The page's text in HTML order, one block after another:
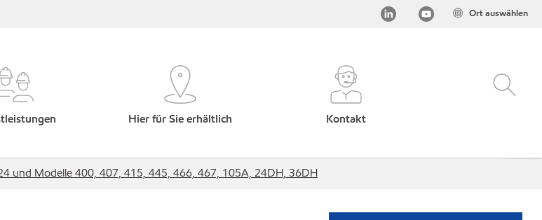
Ort auswählen
Hier für Sie erhältlich Kontakt
und Modelle 400, 407, 415, 445, 466, 467, 105A, 24DH, 36DH